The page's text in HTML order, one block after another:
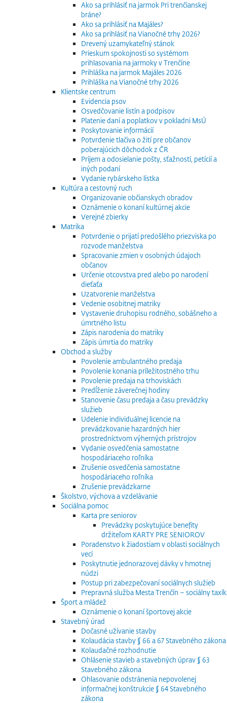
Ako sa prihlásiť na jarmok Pri trenčianskej
bráne?
Ako sa prihlásiť na Majáles?
Ako sa prihlásiť na Vianočné trhy 2026?
Drevený uzamykateľný stánok
Prieskum spokojnosti so systémom
prihlasovania na jarmoky v Trenčíne
Prihláška na jarmok Majáles 2026
Prihláška na Vianočné trhy 2026
Klientske centrum
Evidencia psov
Osvedčovanie listín a podpisov
Platenie daní a poplatkov v pokladni MsÚ
Poskytovanie informácií
Potvrdenie tlačiva o žití pre občanov
poberajúcich dôchodok z ČR
Príjem a odosielanie pošty, sťažností, petícií a
iných podaní
Vydanie rybárskeho lístka
Kultúra a cestovný ruch
Organizovanie občianskych obradov
Oznámenie o konaní kultúrnej akcie
Verejné zbierky
Matrika
Potvrdenie o prijatí predošlého priezviska po
rozvode manželstva
Spracovanie zmien v osobných údajoch
občanov
Určenie otcovstva pred alebo po narodení
dieťaťa
Uzatvorenie manželstva
Vedenie osobitnej matriky
Vystavenie druhopisu rodného, sobášneho a
úmrtného listu
Zápis narodenia do matriky
Zápis úmrtia do matriky
Obchod a služby
Povolenie ambulantného predaja
Povolenie konania príležitostného trhu
Povolenie predaja na trhoviskách
Predĺženie záverečnej hodiny
Stanovenie času predaja a času prevádzky
služieb
Udelenie individuálnej licencie na
prevádzkovanie hazardných hier
prostredníctvom výherných prístrojov
Vydanie osvedčenia samostatne
hospodáriaceho roľníka
Zrušenie osvedčenia samostatne
hospodáriaceho roľníka
Zrušenie prevádzkarne
Školstvo, výchova a vzdelávanie
Sociálna pomoc
Karta pre seniorov
Prevádzky poskytujúce benefity
držiteľom KARTY PRE SENIOROV
Poradenstvo k žiadostiam v oblasti sociálnych
vecí
Poskytnutie jednorazovej dávky v hmotnej
núdzi
Postup pri zabezpečovaní sociálnych služieb
Prepravná služba Mesta Trenčín – sociálny taxík
Šport a mládež
Oznámenie o konaní športovej akcie
Stavebný úrad
Dočasné užívanie stavby
Kolaudácia stavby § 66 a 67 Stavebného zákona
Kolaudačné rozhodnutie
Ohlásenie stavieb a stavebných úprav § 63
Stavebného zákona
Ohlasovanie odstránenia nepovolenej
informačnej konštrukcie § 64 Stavebného
zákona